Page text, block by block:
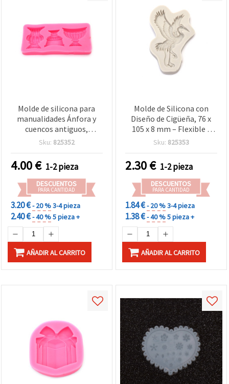
Molde de silicona para
manualidades Ánfora y
cuencos antiguos,
123×58×12 mm – para
polimérica, yeso y jabón,
bisutería DIY y miniaturas
Sku: 825352
4.00€ 1-2 pieza
DESCUENTOS
PARA CANTIDAD
3.20 €- 20 %3-4 pieza
2.40 €- 40 %5 pieza +
AÑADIR AL CARRITO
Molde de Silicona con
Diseño de Cigüeña, 76 x
105 x 8 mm – Flexible y
Reutilizable para
Epoxi/UV
Sku: 825353
2.30€ 1-2 pieza
DESCUENTOS
PARA CANTIDAD
1.84 €- 20 %3-4 pieza
1.38 €- 40 %5 pieza +
AÑADIR AL CARRITO